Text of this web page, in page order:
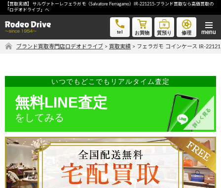
【買取実績】 サルヴァトーレフェラガモ（Salvatore Ferragamo）IR-221215-ブランド買取なら高価買取の
「ロデオドライブ」へ
tel お買物 質預り 修理
フェラガモ コインケース IR-221215-ブランド買取なら高価買取の「ロデオドライブ」へ
無料LINE査定
ご自宅にいながら品物を売りたい方へ
手間なく安全に売りたい方へ
出張買取申込
ブランド買取専門店ロデオドライブ > 買取実績 > フェラガモ コインケース IR-
いつでもどこでもリアルタイム査定
無料LINE査定
をしてみる